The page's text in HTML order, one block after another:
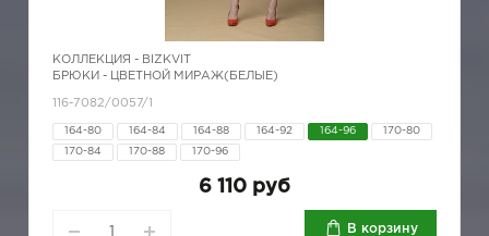
КОЛЛЕКЦИЯ - BIZKVIT
БРЮКИ - ЦВЕТНОЙ МИРАЖ(БЕЛЫЕ)
116-7082/0057/1
164-80 164-84 164-88 164-92 164-96 170-80
170-84 170-88 170-96
6 110 руб
В корзину